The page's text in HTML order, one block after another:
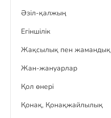
Әзіл-қалжың
Егіншілік
Жақсылық пен жамандық
Жан-жануарлар
Қол өнері
Қонақ, Қонақжайлылық